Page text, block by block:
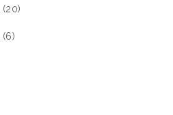
(20)
(6)